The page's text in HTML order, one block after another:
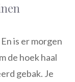
is er morgen
de hoek haal
gebak. Je